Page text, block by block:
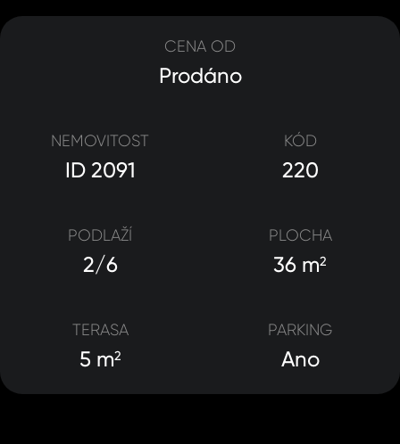
NEMOVITOST
ID 2091
KÓD
220
PODLAŽÍ
2/6
PLOCHA
36 m2
TERASA
5 m2
PARKING
Ano
CENA OD
Prodáno